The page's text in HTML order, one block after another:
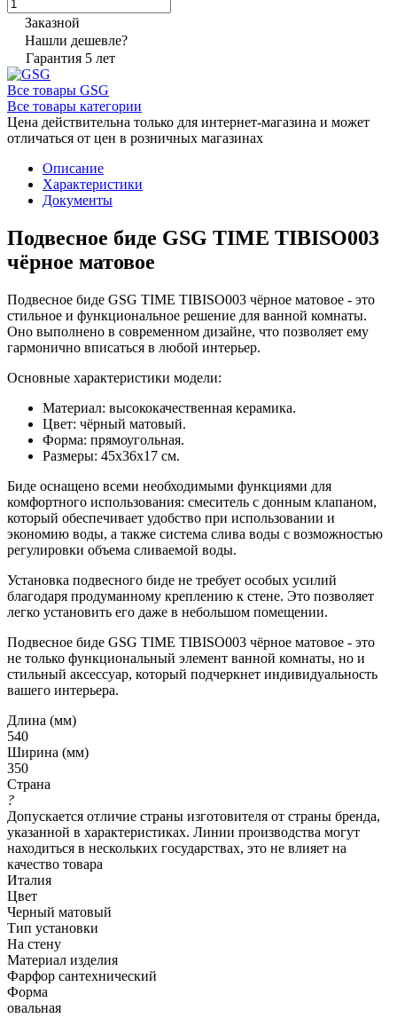
Заказной
Нашли дешевле?
Гарантия 5 лет
Все товары GSG
Все товары категории
Цена действительна только для интернет-магазина и может
отличаться от цен в розничных магазинах
Описание
Характеристики
Документы
Подвесное биде GSG TIME TIBISO003
чёрное матовое
Подвесное биде GSG TIME TIBISO003 чёрное матовое - это
стильное и функциональное решение для ванной комнаты.
Оно выполнено в современном дизайне, что позволяет ему
гармонично вписаться в любой интерьер.
Основные характеристики модели:
Материал: высококачественная керамика.
Цвет: чёрный матовый.
Форма: прямоугольная.
Размеры: 45х36х17 см.
Биде оснащено всеми необходимыми функциями для
комфортного использования: смеситель с донным клапаном,
который обеспечивает удобство при использовании и
экономию воды, а также система слива воды с возможностью
регулировки объема сливаемой воды.
Установка подвесного биде не требует особых усилий
благодаря продуманному креплению к стене. Это позволяет
легко установить его даже в небольшом помещении.
Подвесное биде GSG TIME TIBISO003 чёрное матовое - это
не только функциональный элемент ванной комнаты, но и
стильный аксессуар, который подчеркнет индивидуальность
вашего интерьера.
Длина (мм)
540
Ширина (мм)
350
Страна
?
Допускается отличие страны изготовителя от страны бренда,
указанной в характеристиках. Линии производства могут
находиться в нескольких государствах, это не влияет на
качество товара
Италия
Цвет
Черный матовый
Тип установки
На стену
Материал изделия
Фарфор сантехнический
Форма
овальная